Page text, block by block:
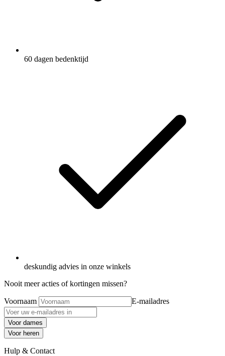
60 dagen bedenktijd
deskundig advies in onze winkels
Nooit meer acties of kortingen missen?
Voornaam E-mailadres
Voor dames
Voor heren
Hulp & Contact